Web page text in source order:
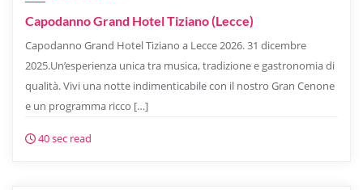
Capodanno Grand Hotel Tiziano (Lecce)
Capodanno Grand Hotel Tiziano a Lecce 2026. 31 dicembre
2025.Un’esperienza unica tra musica, tradizione e gastronomia di
qualità. Vivi una notte indimenticabile con il nostro Gran Cenone
e un programma ricco […]
40 sec read